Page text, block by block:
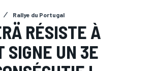
Rallye du Portugal
RÉSISTE À
SIGNE UN 3E